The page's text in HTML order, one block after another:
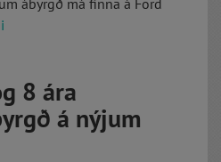
ábyrgð má finna á Ford
8 ára
á nýjum